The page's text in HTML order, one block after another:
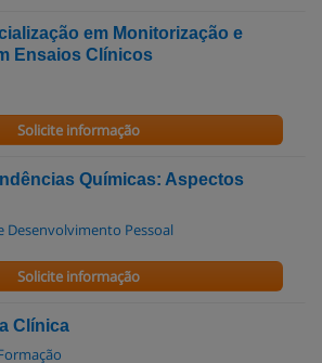
em Monitorização e
Ensaios Clínicos
Solicite informação
Químicas: Aspectos
Desenvolvimento Pessoal
Solicite informação
Clínica